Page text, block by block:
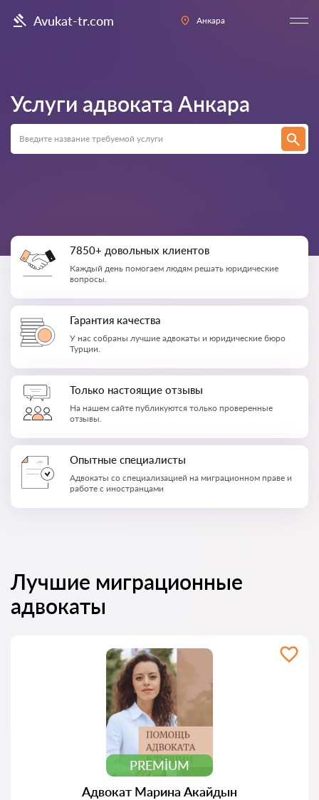
Avukat-tr.com Анкара
Услуги адвоката Анкара
7850+ довольных клиентов
Каждый день помогаем людям решать юридические
вопросы.
Гарантия качества
У нас собраны лучшие адвокаты и юридические бюро
Турции.
Только настоящие отзывы
На нашем сайте публикуются только проверенные
отзывы.
Опытные специалисты
Адвокаты со специализацией на миграционном праве и
работе с иностранцами
Лучшие миграционные
адвокаты
PREMIUM
Адвокат Марина Акайдын